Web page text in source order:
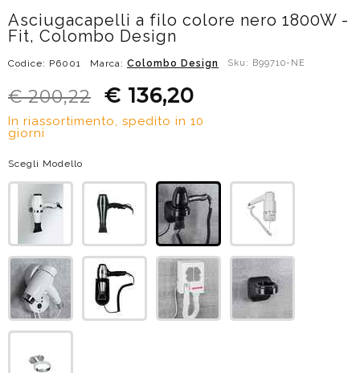
Asciugacapelli a filo colore nero 1800W -
Fit, Colombo Design
Codice: P6001 Marca: Colombo Design Sku: B99710-NE
€ 200,22 € 136,20
In riassortimento, spedito in 10
giorni
Scegli Modello